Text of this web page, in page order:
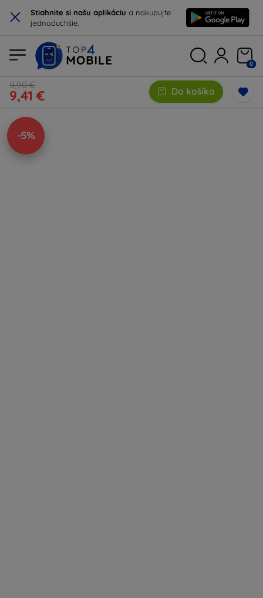
× Stiahnite si našu aplikáciu a nakupujte
jednoduchšie.
0
9,90 €
9,41 € Do košíka
-5%